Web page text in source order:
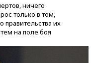
ничего
только в том,
правительства их
на поле боя